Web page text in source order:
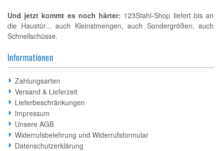
Und jetzt kommt es noch härter: 123Stahl-Shop liefert bis an
die Haustür... auch Kleinstmengen, auch Sondergrößen, auch
Schnellschüsse.
Informationen
Zahlungsarten
Versand & Lieferzeit
Lieferbeschränkungen
Impressum
Unsere AGB
Widerrufsbelehrung und Widerrufsformular
Datenschutzerklärung